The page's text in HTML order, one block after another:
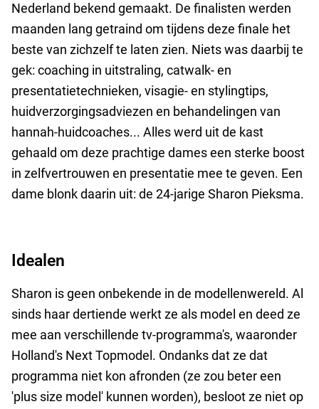
Nederland bekend gemaakt. De finalisten werden
maanden lang getraind om tijdens deze finale het
beste van zichzelf te laten zien. Niets was daarbij te
gek: coaching in uitstraling, catwalk- en
presentatietechnieken, visagie- en stylingtips,
huidverzorgingsadviezen en behandelingen van
hannah-huidcoaches... Alles werd uit de kast
gehaald om deze prachtige dames een sterke boost
in zelfvertrouwen en presentatie mee te geven. Een
dame blonk daarin uit: de 24-jarige Sharon Pieksma.
Idealen
Sharon is geen onbekende in de modellenwereld. Al
sinds haar dertiende werkt ze als model en deed ze
mee aan verschillende tv-programma's, waaronder
Holland's Next Topmodel. Ondanks dat ze dat
programma niet kon afronden (ze zou beter een
'plus size model' kunnen worden), besloot ze niet op